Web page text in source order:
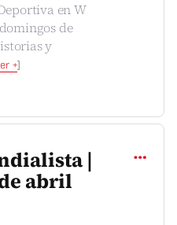
en W
de
y
+]
|
abril